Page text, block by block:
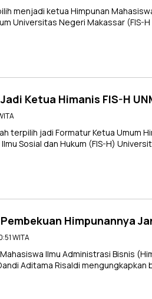
menjadi ketua Himpunan
Universitas Negeri Makassar (FIS-
Ketua Himanis FIS-H
terpilih jadi Formatur Ketua Umum
Sosial dan Hukum (FIS-H)
Himpunannya
WITA
Ilmu Administrasi Bisnis
Aditama Risaldi mengungkapkan